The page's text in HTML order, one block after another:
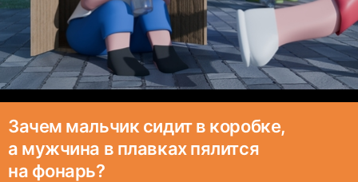
Зачем мальчик сидит в коробке,
а мужчина в плавках пялится
на фонарь?